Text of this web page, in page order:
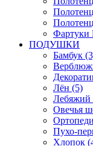
Фартуки
ПОДУШКИ
Бамбук
Лён (5)
Лебяжий
Овечья
Пухо-
Хлопок